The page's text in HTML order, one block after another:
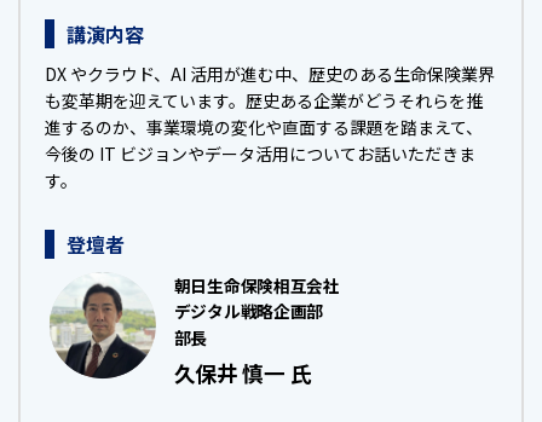
講演内容
DX やクラウド、AI 活用が進む中、歴史のある生命保険業界
も変革期を迎えています。歴史ある企業がどうそれらを推
進するのか、事業環境の変化や直面する課題を踏まえて、
今後の IT ビジョンやデータ活用についてお話いただきま
す。
登壇者
朝日生命保険相互会社
デジタル戦略企画部
部長
久保井 慎一 氏